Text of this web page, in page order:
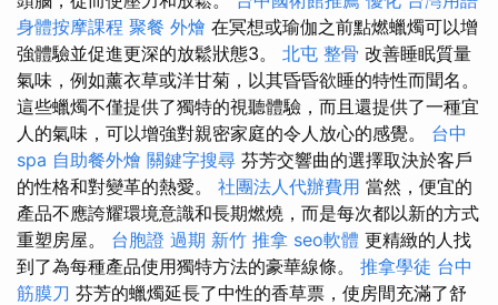
身體按摩課程 聚餐 外燴 在冥想或瑜伽之前點燃蠟燭可以增
強體驗並促進更深的放鬆狀態3。 北屯 整骨 改善睡眠質量
氣味，例如薰衣草或洋甘菊，以其昏昏欲睡的特性而聞名。
這些蠟燭不僅提供了獨特的視聽體驗，而且還提供了一種宜
人的氣味，可以增強對親密家庭的令人放心的感覺。 台中
spa 自助餐外燴 關鍵字搜尋 芬芳交響曲的選擇取決於客戶
的性格和對變革的熱愛。 社團法人代辦費用 當然，便宜的
產品不應誇耀環境意識和長期燃燒，而是每次都以新的方式
重塑房屋。 台胞證 過期 新竹 推拿 seo軟體 更精緻的人找
到了為每種產品使用獨特方法的豪華線條。 推拿學徒 台中
筋膜刀 芬芳的蠟燭延長了中性的香草票，使房間充滿了舒